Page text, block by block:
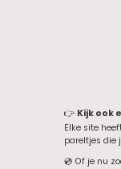
👉 Kijk ook
Elke site
pareltjes die
💿 Of je nu